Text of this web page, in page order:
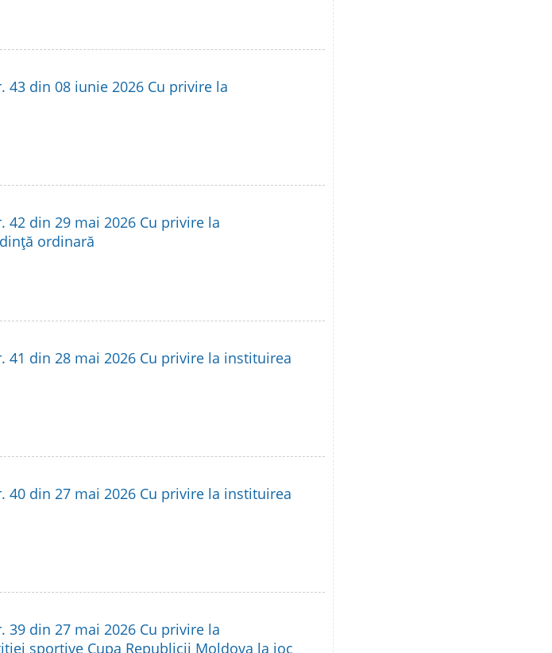
din 08 iunie 2026 Cu privire la
din 29 mai 2026 Cu privire la
ordinară
din 28 mai 2026 Cu privire la instituirea
din 27 mai 2026 Cu privire la instituirea
din 27 mai 2026 Cu privire la
sportive Cupa Republicii Moldova la joc